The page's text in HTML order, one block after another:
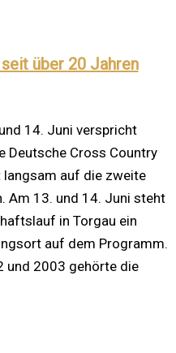
über 20 Jahren
14. Juni verspricht
Deutsche Cross Country
auf die zweite
Am 13. und 14. Juni steht
in Torgau ein
auf dem Programm.
und 2003 gehörte die